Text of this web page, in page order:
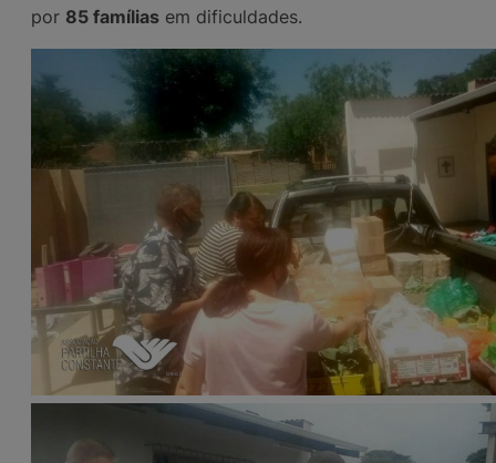
por 85 famílias em dificuldades.